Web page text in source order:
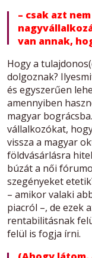
– csak azt
van annak,
Hogy a
dolgoznak?
és egyszerűen
amennyiben
magyar
vállalkozókat,
vissza a magyar
földvásárlásra
búzát a női
szegényeket
– amikor valaki
piacról –, de ezek
rentabilitásnak
felül is fogja írni.